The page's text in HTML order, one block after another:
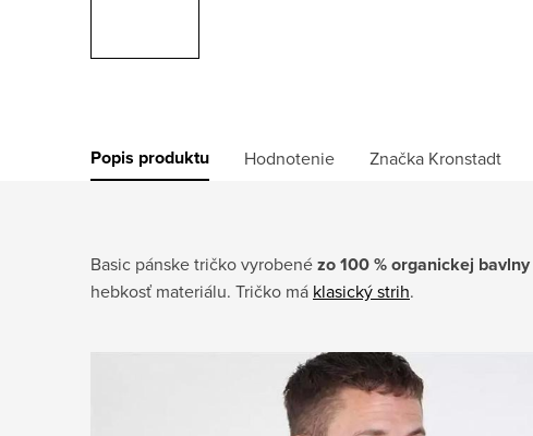
Popis produktu Hodnotenie Značka Kronstadt
Basic pánske tričko vyrobenézo 100 % organickej bavlny
hebkosť materiálu. Tričko má klasický strih.